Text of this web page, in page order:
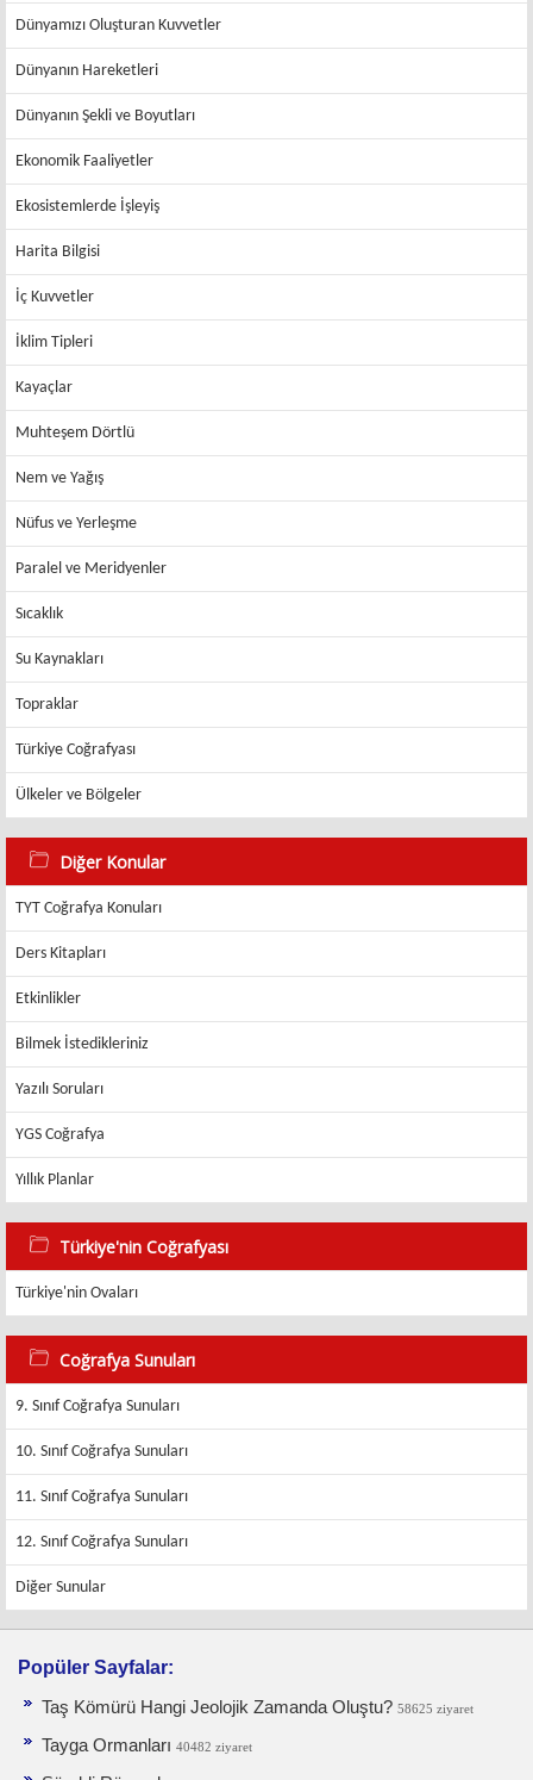
Dünyamızı Oluşturan Kuvvetler
Dünyanın Hareketleri
Dünyanın Şekli ve Boyutları
Ekonomik Faaliyetler
Ekosistemlerde İşleyiş
Harita Bilgisi
İç Kuvvetler
İklim Tipleri
Kayaçlar
Muhteşem Dörtlü
Nem ve Yağış
Nüfus ve Yerleşme
Paralel ve Meridyenler
Sıcaklık
Su Kaynakları
Topraklar
Türkiye Coğrafyası
Ülkeler ve Bölgeler
Diğer Konular
TYT Coğrafya Konuları
Ders Kitapları
Etkinlikler
Bilmek İstedikleriniz
Yazılı Soruları
YGS Coğrafya
Yıllık Planlar
Türkiye'nin Coğrafyası
Türkiye'nin Ovaları
Coğrafya Sunuları
9. Sınıf Coğrafya Sunuları
10. Sınıf Coğrafya Sunuları
11. Sınıf Coğrafya Sunuları
12. Sınıf Coğrafya Sunuları
Diğer Sunular
Popüler Sayfalar:
Taş Kömürü Hangi Jeolojik Zamanda Oluştu? 58625 ziyaret
Tayga Ormanları 40482 ziyaret